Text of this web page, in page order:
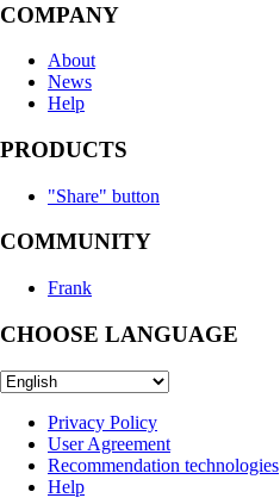
COMPANY
About
News
Help
PRODUCTS
"Share" button
COMMUNITY
Frank
CHOOSE LANGUAGE
Privacy Policy
User Agreement
Recommendation technologies
Help